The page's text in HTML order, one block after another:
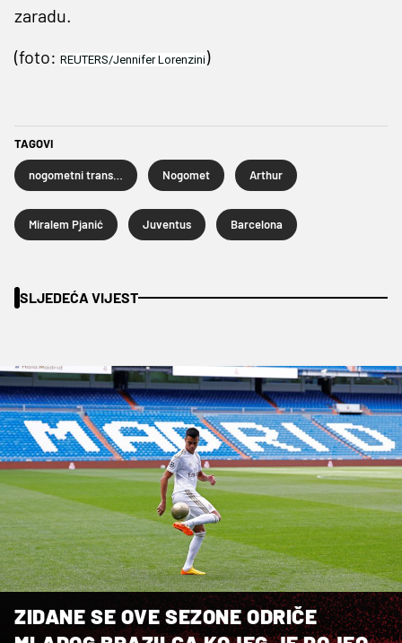
zaradu.
(foto: REUTERS/Jennifer Lorenzini)
TAGOVI
Nogomet Arthur
Miralem Pjanić Juventus Barcelona
SLJEDEĆA VIJEST
ZIDANE SE OVE SEZONE ODRIČE